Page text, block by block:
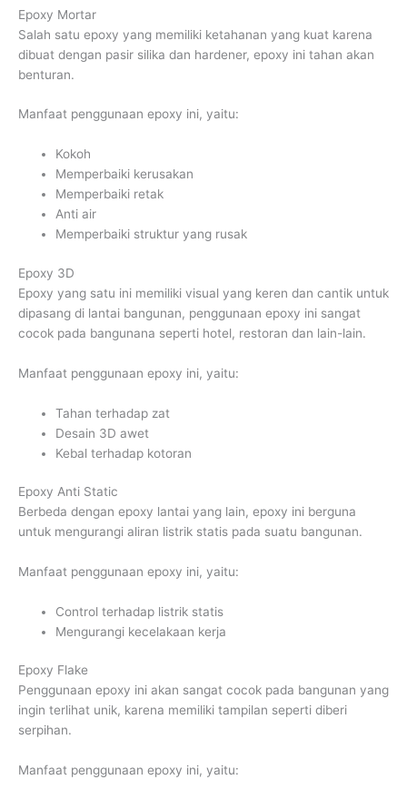
Epoxy Mortar
Salah satu epoxy yang memiliki ketahanan yang kuat karena
dibuat dengan pasir silika dan hardener, epoxy ini tahan akan
benturan.
Manfaat penggunaan epoxy ini, yaitu:
Kokoh
Memperbaiki kerusakan
Memperbaiki retak
Anti air
Memperbaiki struktur yang rusak
Epoxy 3D
Epoxy yang satu ini memiliki visual yang keren dan cantik untuk
dipasang di lantai bangunan, penggunaan epoxy ini sangat
cocok pada bangunana seperti hotel, restoran dan lain-lain.
Manfaat penggunaan epoxy ini, yaitu:
Tahan terhadap zat
Desain 3D awet
Kebal terhadap kotoran
Epoxy Anti Static
Berbeda dengan epoxy lantai yang lain, epoxy ini berguna
untuk mengurangi aliran listrik statis pada suatu bangunan.
Manfaat penggunaan epoxy ini, yaitu:
Control terhadap listrik statis
Mengurangi kecelakaan kerja
Epoxy Flake
Penggunaan epoxy ini akan sangat cocok pada bangunan yang
ingin terlihat unik, karena memiliki tampilan seperti diberi
serpihan.
Manfaat penggunaan epoxy ini, yaitu: